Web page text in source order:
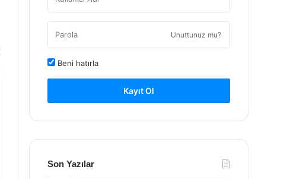
Unuttunuz mu?
Beni hatırla
Kayıt Ol
Son Yazılar